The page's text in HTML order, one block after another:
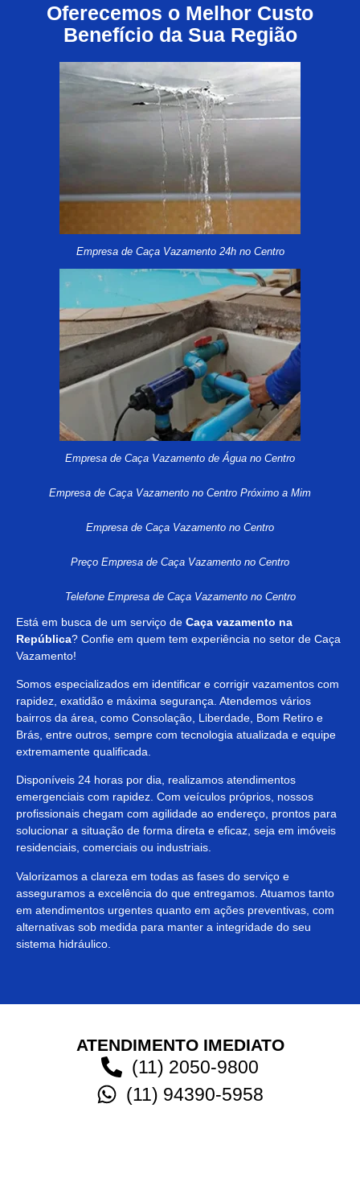
Oferecemos o Melhor Custo
Benefício da Sua Região
Empresa de Caça Vazamento 24h no Centro
Empresa de Caça Vazamento de Água no Centro
Empresa de Caça Vazamento no Centro Próximo a Mim
Empresa de Caça Vazamento no Centro
Preço Empresa de Caça Vazamento no Centro
Telefone Empresa de Caça Vazamento no Centro
Está em busca de um serviço de Caça vazamento na
República? Confie em quem tem experiência no setor de Caça
Vazamento!
Somos especializados em identificar e corrigir vazamentos com
rapidez, exatidão e máxima segurança. Atendemos vários
bairros da área, como Consolação, Liberdade, Bom Retiro e
Brás, entre outros, sempre com tecnologia atualizada e equipe
extremamente qualificada.
Disponíveis 24 horas por dia, realizamos atendimentos
emergenciais com rapidez. Com veículos próprios, nossos
profissionais chegam com agilidade ao endereço, prontos para
solucionar a situação de forma direta e eficaz, seja em imóveis
residenciais, comerciais ou industriais.
Valorizamos a clareza em todas as fases do serviço e
asseguramos a excelência do que entregamos. Atuamos tanto
em atendimentos urgentes quanto em ações preventivas, com
alternativas sob medida para manter a integridade do seu
sistema hidráulico.
ATENDIMENTO IMEDIATO
(11) 2050-9800
(11) 94390-5958